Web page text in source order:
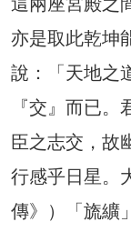
亦是取此乾坤
說：「天地之
『交』而已
臣之志交，故
行感乎日星。
傳》）「旒纊